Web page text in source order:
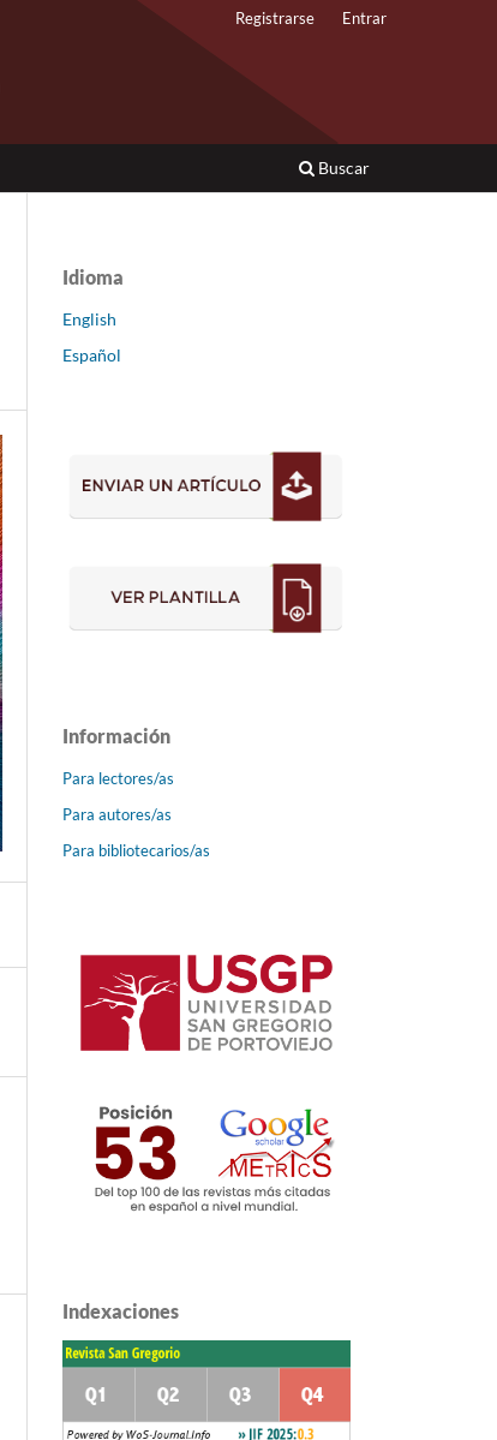
Buscar
Registrarse Entrar
Idioma
English
Español
Información
Para lectores/as
Para autores/as
Para bibliotecarios/as
Indexaciones